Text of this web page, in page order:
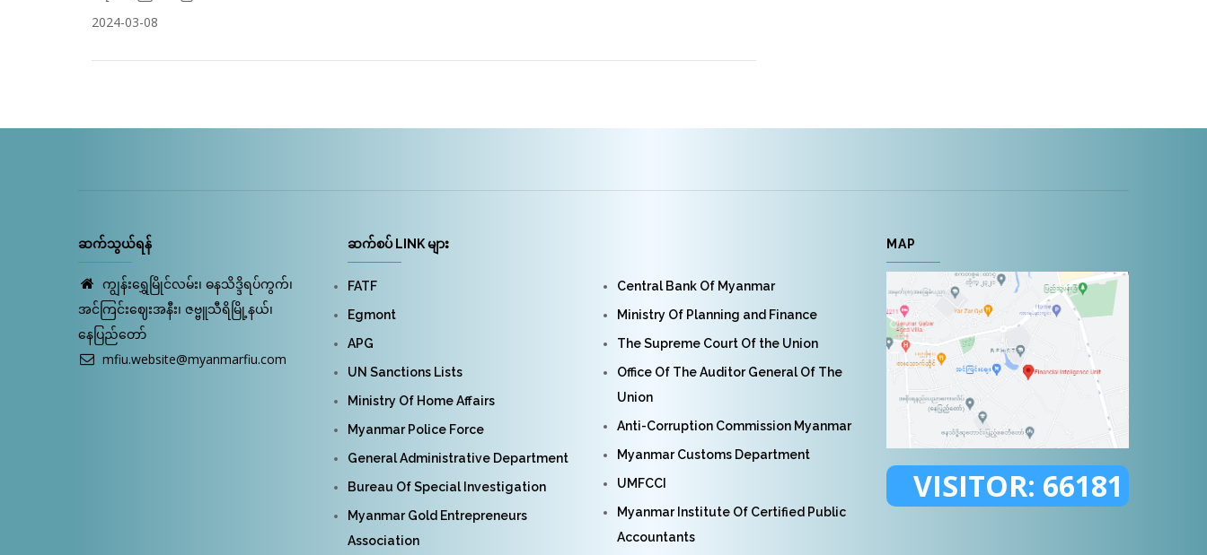
2024-03-08
ဆက်သွယ်ရန်
ကျွန်းရွှေမြိုင်လမ်း၊ ဓနသိဒ္ဒိရပ်ကွက်၊
အင်ကြင်းဈေးအနီး၊ ဇဗ္ဗူသီရိမြို့နယ်၊
နေပြည်တော်
mfiu.website@myanmarfiu.com
ဆက်စပ် LINK များ
FATF
Egmont
APG
UN Sanctions Lists
Ministry Of Home Affairs
Myanmar Police Force
General Administrative Department
Bureau Of Special Investigation
Myanmar Gold Entrepreneurs
Association
Central Bank Of Myanmar
Ministry Of Planning and Finance
The Supreme Court Of the Union
Office Of The Auditor General Of The
Union
Anti-Corruption Commission Myanmar
Myanmar Customs Department
UMFCCI
Myanmar Institute Of Certified Public
Accountants
MAP
VISITOR: 66181